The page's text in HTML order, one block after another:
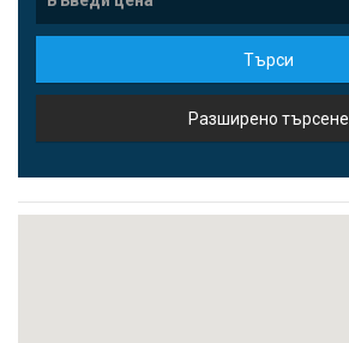
Търси
Разширено търсене